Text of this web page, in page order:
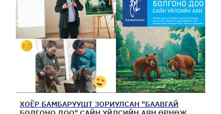
ХОЁР БАМБАРУУШТ ЗОРИУЛСАН "БААВГАЙ